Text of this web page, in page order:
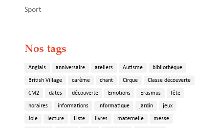
Sport
Nos tags
Anglais anniversaire ateliers Autisme bibliothèque
British Village carême chant Cirque Classe découverte
CM2 dates découverte Emotions Erasmus fête
horaires informations Informatique jardin jeux
Joie lecture Liste livres maternelle messe